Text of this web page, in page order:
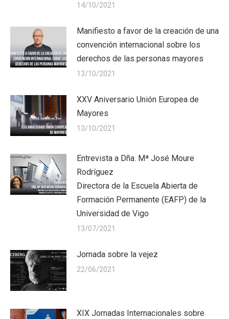
14/10/2021
Manifiesto a favor de la creación de una
convención internacional sobre los
derechos de las personas mayores
13/10/2021
XXV Aniversario Unión Europea de
Mayores
13/10/2021
Entrevista a Dña. Mª José Moure
Rodríguez
Directora de la Escuela Abierta de
Formación Permanente (EAFP) de la
Universidad de Vigo
13/07/2021
Jornada sobre la vejez
22/06/2021
XIX Jornadas Internacionales sobre